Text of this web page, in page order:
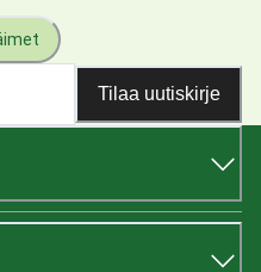
Tilaa uutiskirje